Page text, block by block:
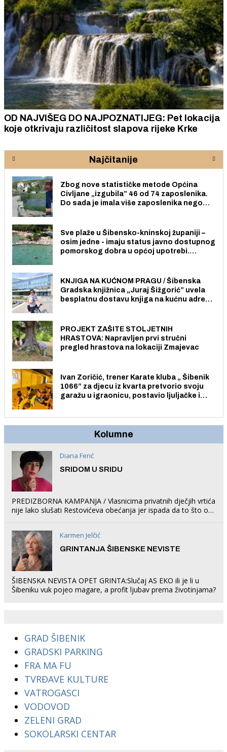
OD NAJVIŠEG DO NAJPOZNATIJEG: Pet lokacija
koje otkrivaju različitost slapova rijeke Krke
Najčitanije
Zbog nove statističke metode Općina
Civljane „izgubila” 46 od 74 zaposlenika.
Do sada je imala više zaposlenika nego
Sve plaže u Šibensko-kninskoj županiji –
osim jedne - imaju status javno dostupnog
pomorskog dobra u općoj upotrebi.
KNJIGA NA KUĆNOM PRAGU / Šibenska
Gradska knjižnica „Juraj Šižgorić” uvela
besplatnu dostavu knjiga na kućnu adresu
PROJEKT ZAŠITE STOLJETNIH
HRASTOVA: Napravljen prvi stručni
pregled hrastova na lokaciji Zmajevac
Ivan Zoričić, trener Karate kluba „ Šibenik
1066” za djecu iz kvarta pretvorio svoju
garažu u igraonicu, postavio ljuljačke i
Kolumne
Diana Ferić
SRIDOM U SRIDU
PREDIZBORNA KAMPANJA / Vlasnicima privatnih dječjih vrtića
nije lako slušati Restovićeva obećanja jer ispada da to što oni
Karmen Jelčić
GRINTANJA ŠIBENSKE NEVISTE
ŠIBENSKA NEVISTA OPET GRINTA:Slučaj AS EKO ili je li u
Šibeniku vuk pojeo magare, a profit ljubav prema životinjama?
GRAD ŠIBENIK
GRADSKI PARKING
FRA MA FU
TVRĐAVE KULTURE
VATROGASCI
VODOVOD
ZELENI GRAD
SOKOLARSKI CENTAR